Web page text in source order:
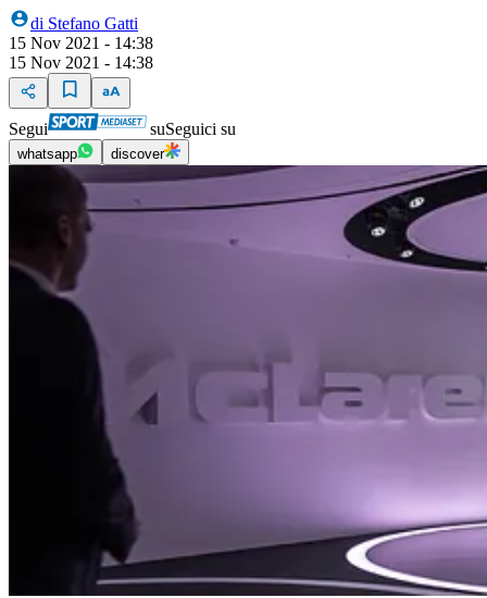
di Stefano Gatti
15 Nov 2021 - 14:38
15 Nov 2021 - 14:38
Segui suSeguici su
whatsapp discover